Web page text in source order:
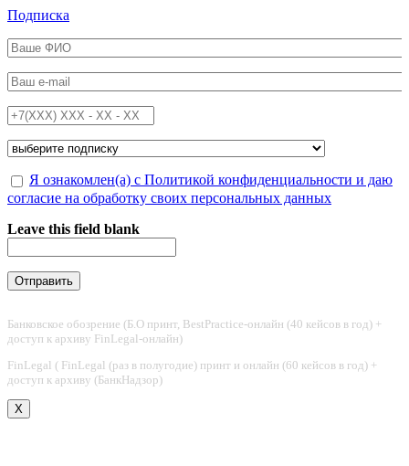
Перейти к основному содержанию
Подписка
ФИО*
Email*
Телефон*
Подписка на*
Обработка персональных данных*
Я ознакомлен(а) с Политикой конфиденциальности и даю
согласие на обработку своих персональных данных
Leave this field blank
Банковское обозрение (Б.О принт, BestPractice-онлайн (40 кейсов в год) +
доступ к архиву FinLegal-онлайн)
FinLegal ( FinLegal (раз в полугодие) принт и онлайн (60 кейсов в год) +
доступ к архиву (БанкНадзор)
X